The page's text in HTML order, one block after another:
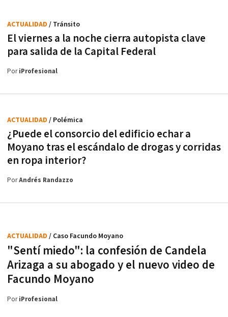
El viernes a la noche cierra autopista clave
para salida de la Capital Federal
ACTUALIDAD / Tránsito
PoriProfesional
¿Puede el consorcio del edificio echar a
Moyano tras el escándalo de drogas y corridas
en ropa interior?
ACTUALIDAD / Polémica
PorAndrés Randazzo
"Sentí miedo": la confesión de Candela
Arizaga a su abogado y el nuevo video de
Facundo Moyano
ACTUALIDAD / Caso Facundo Moyano
PoriProfesional